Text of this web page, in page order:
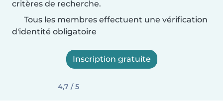
critères de recherche.
Tous les membres effectuent une vérification
d'identité obligatoire
Inscription gratuite
4,7 / 5